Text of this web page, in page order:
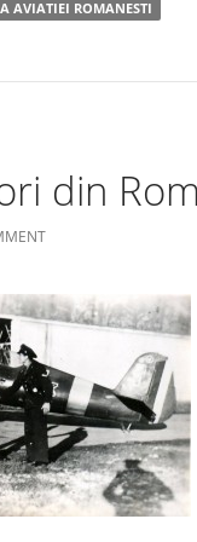
AVIATIEI ROMANESTI
din